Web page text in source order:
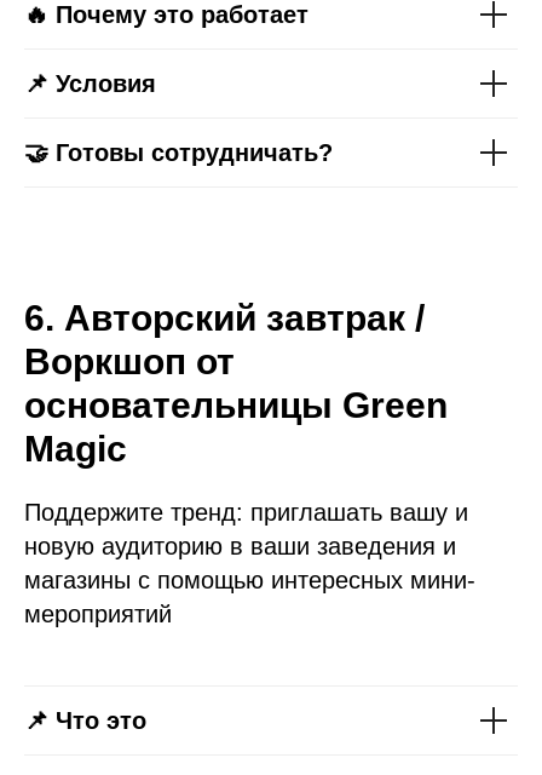
🔥 Почему это работает
📌 Условия
🤝 Готовы сотрудничать?
6. Авторский завтрак /
Воркшоп от
основательницы Green
Magic
Поддержите тренд: приглашать вашу и
новую аудиторию в ваши заведения и
магазины с помощью интересных мини-
мероприятий
📌 Что это